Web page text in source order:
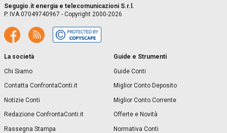
La società
Chi Siamo
Contatta ConfrontaConti.it
Notizie Conti
Redazione ConfrontaConti.it
Rassegna Stampa
Guide e Strumenti
Guide Conti
Miglior Conto Deposito
Miglior Conto Corrente
Offerte e Novità
Normativa Conti
Segugio.it energia e telecomunicazioni S.r.l.
P. IVA 07049740967 - Copyright 2000-2026